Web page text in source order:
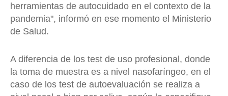
herramientas de autocuidado en el contexto de la
pandemia", informó en ese momento el Ministerio
de Salud.
A diferencia de los test de uso profesional, donde
la toma de muestra es a nivel nasofaríngeo, en el
caso de los test de autoevaluación se realiza a